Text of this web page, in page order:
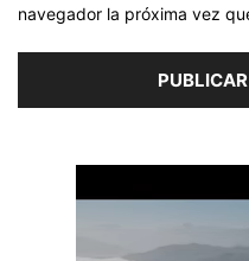
navegador la próxima vez